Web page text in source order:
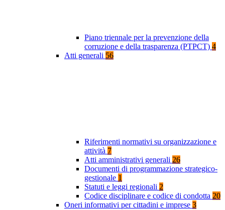
Piano triennale per la prevenzione della
corruzione e della trasparenza (PTPCT) 4
Atti generali 56
Riferimenti normativi su organizzazione e
attività 7
Atti amministrativi generali 26
Documenti di programmazione strategico-
gestionale 1
Statuti e leggi regionali 2
Codice disciplinare e codice di condotta 20
Oneri informativi per cittadini e imprese 3